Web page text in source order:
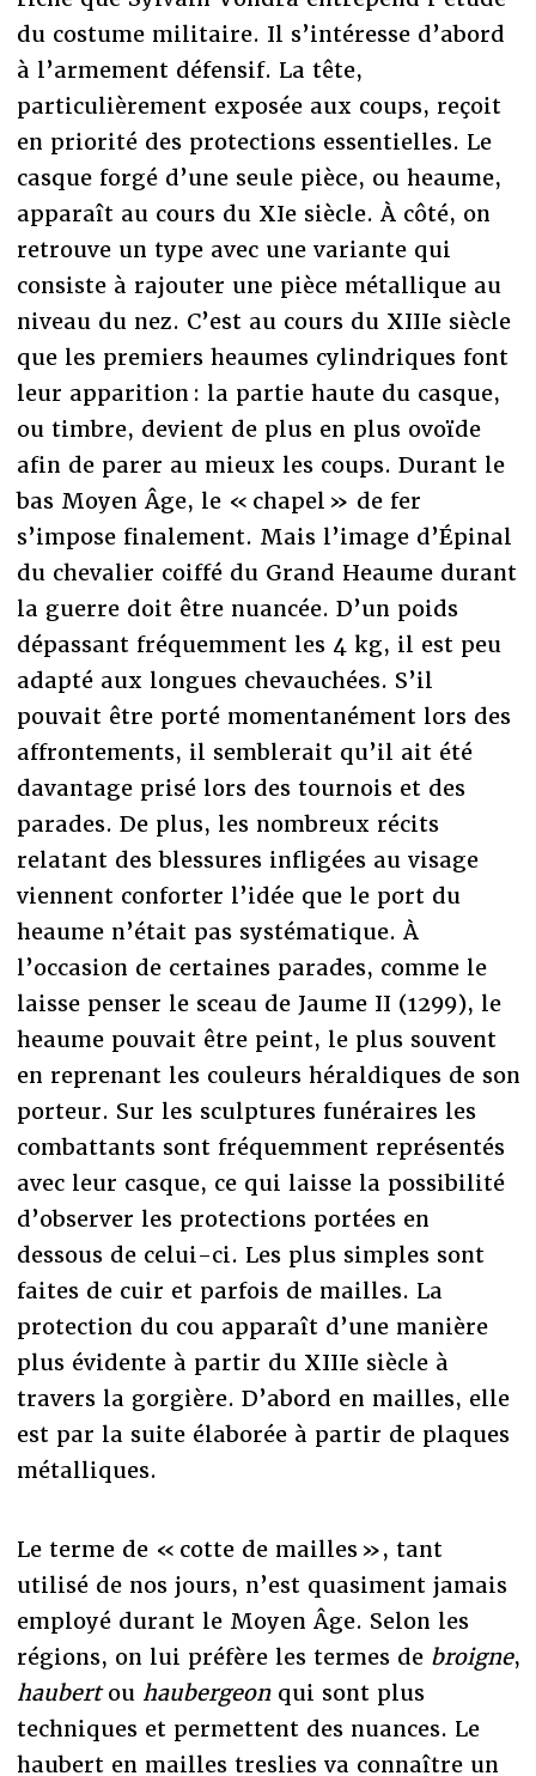
du costume militaire. Il s’intéresse d’abord
à l’armement défensif. La tête,
particulièrement exposée aux coups, reçoit
en priorité des protections essentielles. Le
casque forgé d’une seule pièce, ou heaume,
apparaît au cours du XIe siècle. À côté, on
retrouve un type avec une variante qui
consiste à rajouter une pièce métallique au
niveau du nez. C’est au cours du XIIIe siècle
que les premiers heaumes cylindriques font
leur apparition : la partie haute du casque,
ou timbre, devient de plus en plus ovoïde
afin de parer au mieux les coups. Durant le
bas Moyen Âge, le « chapel » de fer
s’impose finalement. Mais l’image d’Épinal
du chevalier coiffé du Grand Heaume durant
la guerre doit être nuancée. D’un poids
dépassant fréquemment les 4 kg, il est peu
adapté aux longues chevauchées. S’il
pouvait être porté momentanément lors des
affrontements, il semblerait qu’il ait été
davantage prisé lors des tournois et des
parades. De plus, les nombreux récits
relatant des blessures infligées au visage
viennent conforter l’idée que le port du
heaume n’était pas systématique. À
l’occasion de certaines parades, comme le
laisse penser le sceau de Jaume II (1299), le
heaume pouvait être peint, le plus souvent
en reprenant les couleurs héraldiques de son
porteur. Sur les sculptures funéraires les
combattants sont fréquemment représentés
avec leur casque, ce qui laisse la possibilité
d’observer les protections portées en
dessous de celui-ci. Les plus simples sont
faites de cuir et parfois de mailles. La
protection du cou apparaît d’une manière
plus évidente à partir du XIIIe siècle à
travers la gorgière. D’abord en mailles, elle
est par la suite élaborée à partir de plaques
métalliques.
Le terme de « cotte de mailles », tant
utilisé de nos jours, n’est quasiment jamais
employé durant le Moyen Âge. Selon les
régions, on lui préfère les termes de broigne,
haubertou haubergeonqui sont plus
techniques et permettent des nuances. Le
haubert en mailles treslies va connaître un